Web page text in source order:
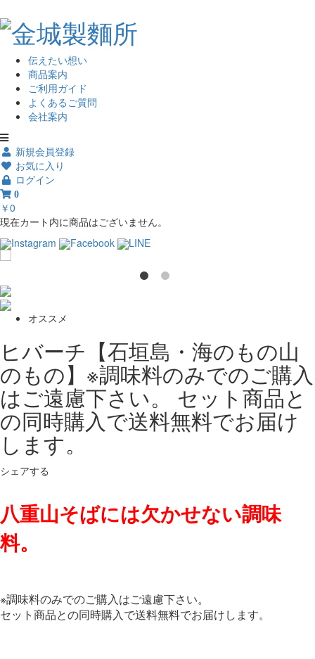
伝えたい想い
商品案内
ご利用ガイド
よくあるご質問
会社案内
新規会員登録
お気に入り
ログイン
0
￥0
現在カート内に商品はございません。
Instagram
Facebook LINE
オススメ
ヒバーチ【石垣島・海のもの山
のもの】※調味料のみでのご購入
はご遠慮下さい。 セット商品と
の同時購入で送料無料でお届け
します。
シェアする
八重山そばには欠かせない調味
料。
※調味料のみでのご購入はご遠慮下さい。
セット商品との同時購入で送料無料でお届けします。